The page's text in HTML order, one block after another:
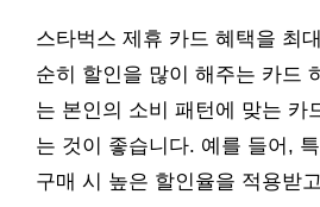
스타벅스 제휴 카드 혜택을 최
순히 할인을 많이 해주는 카드
는 본인의 소비 패턴에 맞는 카
는 것이 좋습니다. 예를 들어,
구매 시 높은 할인율을 적용받